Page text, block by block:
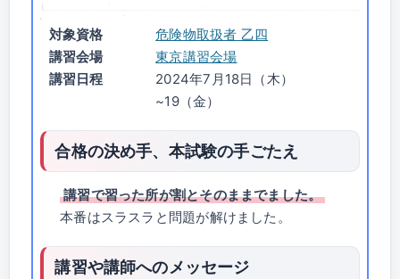
対象資格
危険物取扱者 乙四
講習会場
東京講習会場
講習日程
2024年7月18日（木）
~19（金）
合格の決め手、本試験の手ごたえ
講習で習った所が割とそのままでました。
本番はスラスラと問題が解けました。
講習や講師へのメッセージ